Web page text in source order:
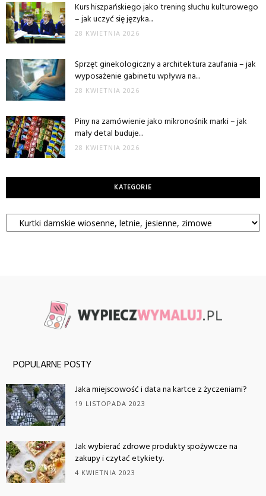
Kurs hiszpańskiego jako trening słuchu kulturowego
– jak uczyć się języka...
28 KWIETNIA 2026
Sprzęt ginekologiczny a architektura zaufania – jak
wyposażenie gabinetu wpływa na...
28 KWIETNIA 2026
Piny na zamówienie jako mikronośnik marki – jak
mały detal buduje...
28 KWIETNIA 2026
KATEGORIE
Kategorie
POPULARNE POSTY
Jaka miejscowość i data na kartce z życzeniami?
19 LISTOPADA 2023
Jak wybierać zdrowe produkty spożywcze na
zakupy i czytać etykiety.
4 KWIETNIA 2023